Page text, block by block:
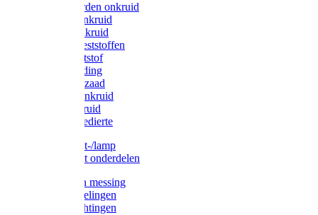
Protect Garden onkruid
Diversen onkruid
Solabiol onkruid
Solabiol meststoffen
Pokon meststof
Pokon voeding
Pokon graszaad
Roundup onkruid
Pokon onkruid
Pokon ongedierte
Vliegenkast-/lamp
Vliegenkast onderdelen
Zuigkorven messing
Geka koppelingen
Geka afdichtingen